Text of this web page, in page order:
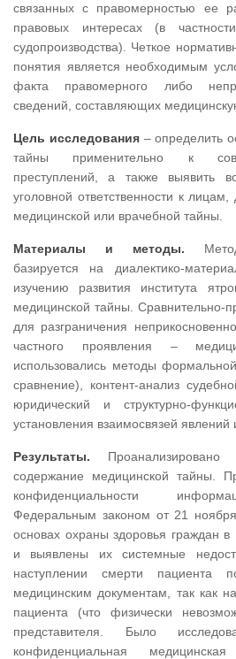
связанных с правомерностью ее
правовых интересах (в
судопроизводства). Четкое
понятия является необходимым
факта правомерного либо
сведений, составляющих
Цель исследования– определить
тайны применительно к
преступлений, а также выявить
уголовной ответственности к
медицинской или врачебной тайны.
Материалы и методы.
базируется на диалектико-
изучению развития института
медицинской тайны. Сравнительно-
для разграничения
частного проявления –
использовались методы
сравнение), контент-анализ
юридический и структурно-
установления взаимосвязей явлений
Результаты.
содержание медицинской тайны.
конфиденциальности
Федеральным законом от 21
основах охраны здоровья граждан в
и выявлены их системные
наступлении смерти пациента
медицинским документам, так как
пациента (что физически
представителя. Было
конфиденциальная